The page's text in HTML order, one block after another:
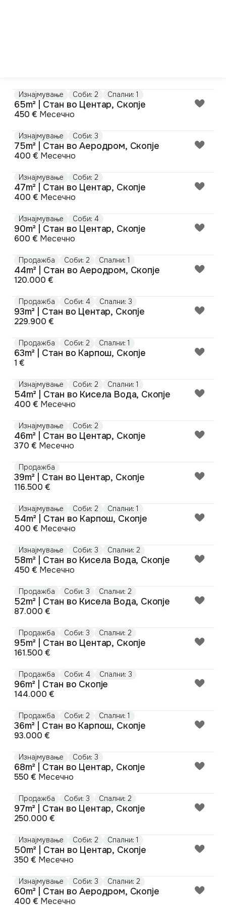
Изнајмување Соби: 2 Спални: 1
65m² | Стан во Центар, Скопје
450 € Месечно
Изнајмување Соби: 3
75m² | Стан во Аеродром, Скопје
400 € Месечно
Изнајмување Соби: 2
47m² | Стан во Центар, Скопје
400 € Месечно
Изнајмување Соби: 4
90m² | Стан во Центар, Скопје
600 € Месечно
Продажба Соби: 2 Спални: 1
44m² | Стан во Аеродром, Скопје
120.000 €
Продажба Соби: 4 Спални: 3
93m² | Стан во Центар, Скопје
229.900 €
Продажба Соби: 2 Спални: 1
63m² | Стан во Карпош, Скопје
1 €
Изнајмување Соби: 2 Спални: 1
54m² | Стан во Кисела Вода, Скопје
400 € Месечно
Изнајмување Соби: 2
46m² | Стан во Центар, Скопје
370 € Месечно
Продажба
39m² | Стан во Центар, Скопје
116.500 €
Изнајмување Соби: 2 Спални: 1
54m² | Стан во Карпош, Скопје
400 € Месечно
Изнајмување Соби: 3 Спални: 2
58m² | Стан во Кисела Вода, Скопје
450 € Месечно
Продажба Соби: 3 Спални: 2
52m² | Стан во Кисела Вода, Скопје
87.000 €
Продажба Соби: 3 Спални: 2
95m² | Стан во Центар, Скопје
161.500 €
Продажба Соби: 4 Спални: 3
96m² | Стан во Скопје
144.000 €
Продажба Соби: 2 Спални: 1
36m² | Стан во Карпош, Скопје
93.000 €
Изнајмување Соби: 3
68m² | Стан во Центар, Скопје
550 € Месечно
Продажба Соби: 3 Спални: 2
97m² | Стан во Центар, Скопје
250.000 €
Изнајмување Соби: 2 Спални: 1
50m² | Стан во Центар, Скопје
350 € Месечно
Изнајмување Соби: 3 Спални: 2
60m² | Стан во Аеродром, Скопје
400 € Месечно